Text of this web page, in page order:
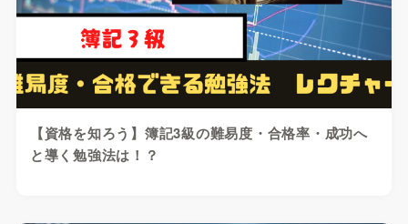
【資格を知ろう】簿記3級の難易度・合格率・成功へ
と導く勉強法は！？